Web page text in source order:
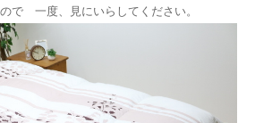
で 一度、見にいらしてください。